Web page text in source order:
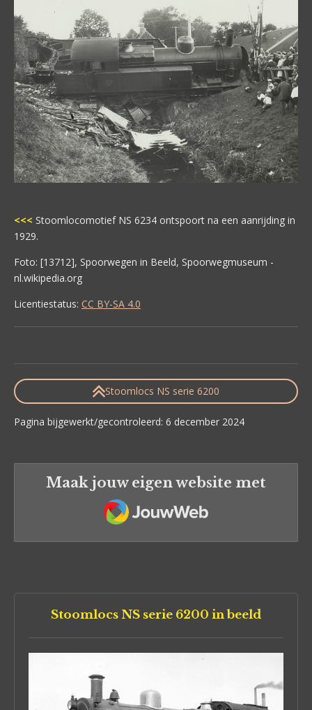
<<< Stoomlocomotief NS 6234 ontspoort na een aanrijding in
1929.
Foto: [13712], Spoorwegen in Beeld, Spoorwegmuseum -
nl.wikipedia.org
Licentiestatus: CC BY-SA 4.0
Stoomlocs NS serie 6200
Pagina bijgewerkt/gecontroleerd: 6 december 2024
Maak jouw eigen website met
JouwWeb
Stoomlocs NS serie 6200 in beeld